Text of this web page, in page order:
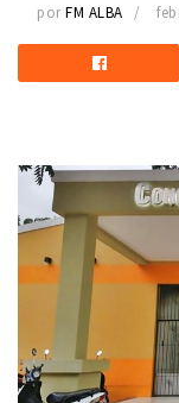
por FM ALBA